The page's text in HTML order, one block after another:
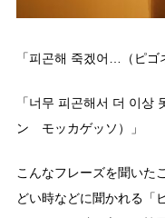
「피곤해 죽겠어…（ピ
「너무 피곤해서 더 이
ン モッカゲッソ）」
こんなフレーズを聞いた
どい時などに聞かれる「